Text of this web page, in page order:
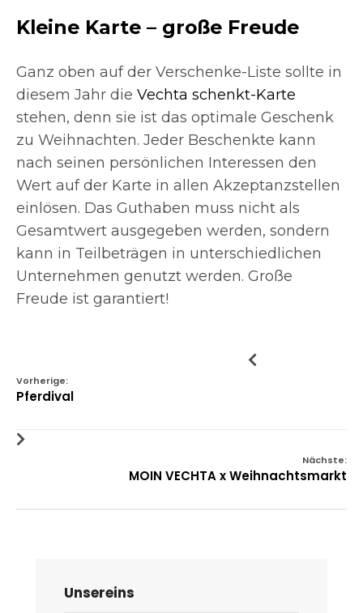
Kleine Karte – große Freude
Ganz oben auf der Verschenke-Liste sollte in
diesem Jahr die Vechta schenkt-Karte
stehen, denn sie ist das optimale Geschenk
zu Weihnachten. Jeder Beschenkte kann
nach seinen persönlichen Interessen den
Wert auf der Karte in allen Akzeptanzstellen
einlösen. Das Guthaben muss nicht als
Gesamtwert ausgegeben werden, sondern
kann in Teilbeträgen in unterschiedlichen
Unternehmen genutzt werden. Große
Freude ist garantiert!
Vorherige:
Pferdival
Nächste:
MOIN VECHTA x Weihnachtsmarkt
Unsereins